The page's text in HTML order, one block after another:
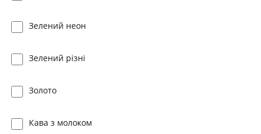
Зелений неон
Зелений різні
Золото
Кава з молоком